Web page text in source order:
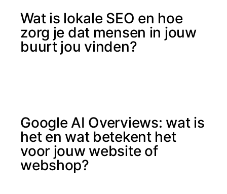
Wat is lokale SEO en hoe
zorg je dat mensen in jouw
buurt jou vinden?
Google AI Overviews: wat is
het en wat betekent het
voor jouw website of
webshop?